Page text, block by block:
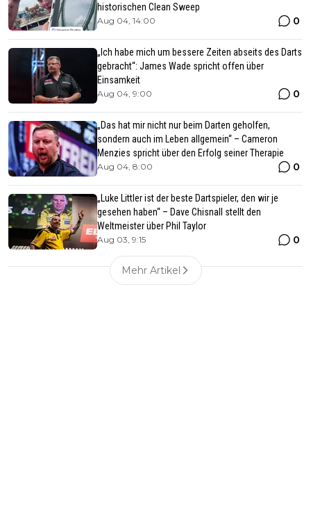
historischen Clean Sweep
Aug 04, 14:00 0
„Ich habe mich um bessere Zeiten abseits des Darts
gebracht“: James Wade spricht offen über
Einsamkeit
Aug 04, 9:00 0
„Das hat mir nicht nur beim Darten geholfen,
sondern auch im Leben allgemein“ – Cameron
Menzies spricht über den Erfolg seiner Therapie
Aug 04, 8:00 0
„Luke Littler ist der beste Dartspieler, den wir je
gesehen haben“ – Dave Chisnall stellt den
Weltmeister über Phil Taylor
Aug 03, 9:15 0
Mehr Artikel